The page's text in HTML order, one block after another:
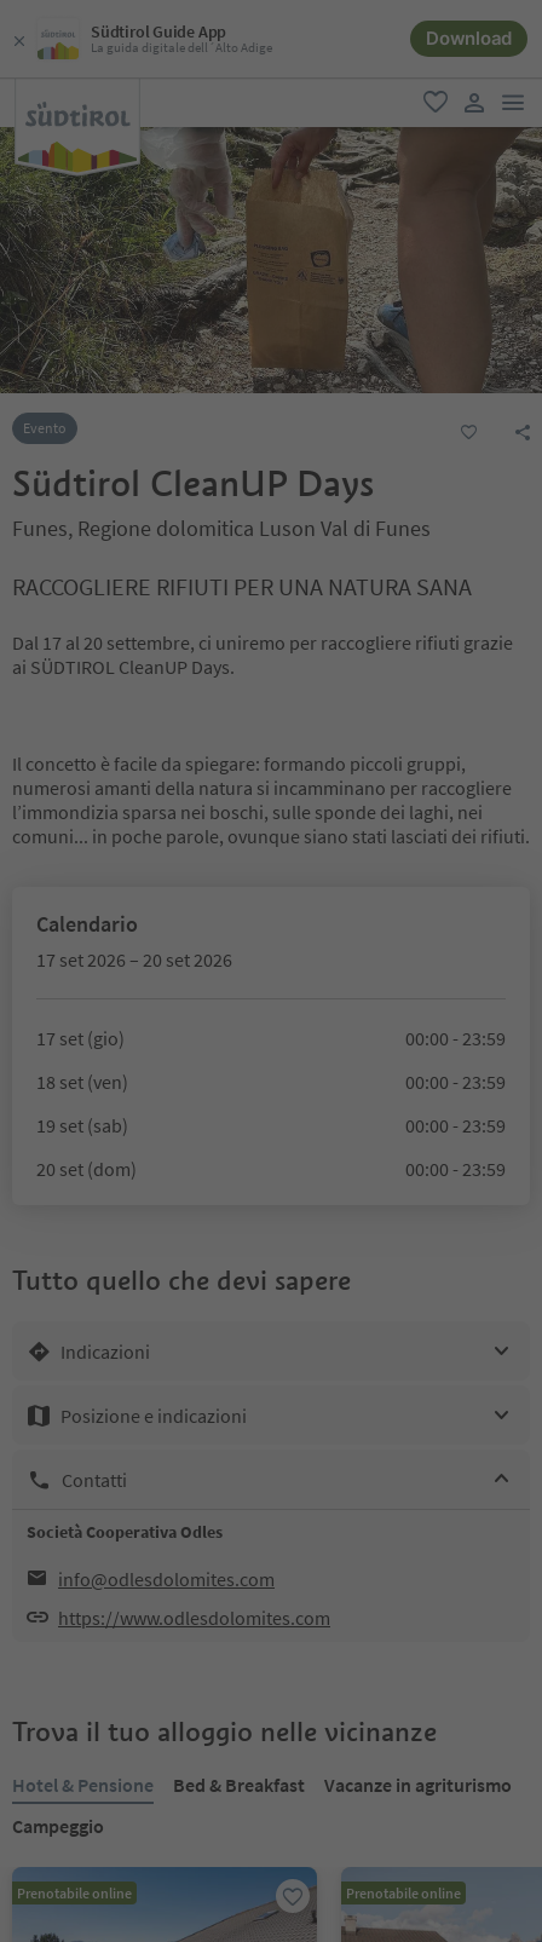
Südtirol Guide App
La guida digitale dell´Alto Adige Download
favoriti
user link
Evento
Südtirol CleanUP Days
Funes, Regione dolomitica Luson Val di Funes
RACCOGLIERE RIFIUTI PER UNA NATURA SANA
Dal 17 al 20 settembre, ci uniremo per raccogliere rifiuti grazie
ai SÜDTIROL CleanUP Days.
Il concetto è facile da spiegare: formando piccoli gruppi,
numerosi amanti della natura si incamminano per raccogliere
l’immondizia sparsa nei boschi, sulle sponde dei laghi, nei
comuni... in poche parole, ovunque siano stati lasciati dei rifiuti.
Calendario
17 set 2026 – 20 set 2026
17 set (gio)
00:00 - 23:59
18 set (ven)
00:00 - 23:59
19 set (sab)
00:00 - 23:59
20 set (dom)
00:00 - 23:59
Tutto quello che devi sapere
Indicazioni
Posizione e indicazioni
Contatti
Società Cooperativa Odles
info@odlesdolomites.com
https://www.odlesdolomites.com
Trova il tuo alloggio nelle vicinanze
Hotel & Pensione Bed & Breakfast
Vacanze in agriturismo
Campeggio
Prenotabile online Prenotabile online